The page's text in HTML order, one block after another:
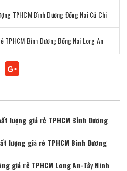
TPHCM Bình Dương Đồng Nai Củ Chi
TPHCM Bình Dương Đồng Nai Long An
lượng giá rẻ TPHCM Bình Dương
lượng giá rẻ TPHCM Bình Dương
giá rẻ TPHCM Long An-Tây Ninh